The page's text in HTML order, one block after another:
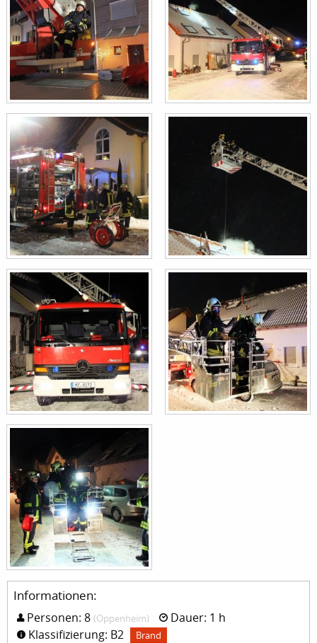
Informationen:
Personen: 8 (Oppenheim)
Dauer: 1 h
Klassifizierung: B2
Brand